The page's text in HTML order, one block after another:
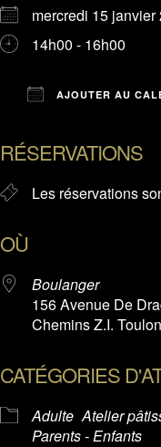
mercredi 15
14h00 - 16h00
AJOUTER AU
RÉSERVATIONS
Les réservations
OÙ
Boulanger
156 Avenue De
Chemins Z.I.
CATÉGORIES
Adulte Atelier
Parents - Enfants